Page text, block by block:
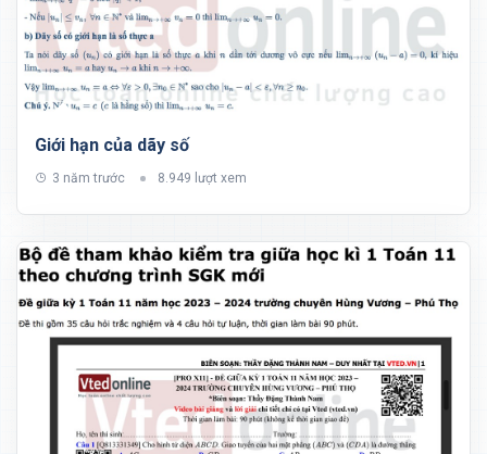
Giới hạn của dãy số
3 năm trước 8.949 lượt xem